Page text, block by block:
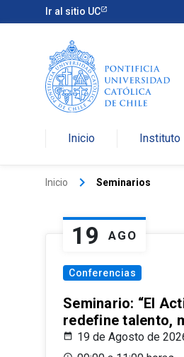
Ir al sitio UC
Inicio Instituto
Inicio keyboard_arrow_right Seminarios
19 AGO
Conferencias
Seminario: “El
redefine talento,
19 de Agosto de